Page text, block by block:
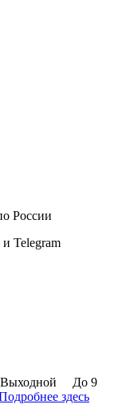
России
Telegram
До 9
здесь